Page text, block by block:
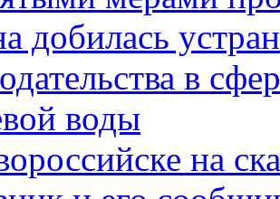
добилась
в
воды
на